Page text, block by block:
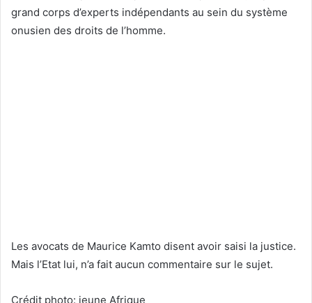
grand corps d’experts indépendants au sein du système
onusien des droits de l’homme.
Les avocats de Maurice Kamto disent avoir saisi la justice.
Mais l’Etat lui, n’a fait aucun commentaire sur le sujet.
Crédit photo: jeune Afrique